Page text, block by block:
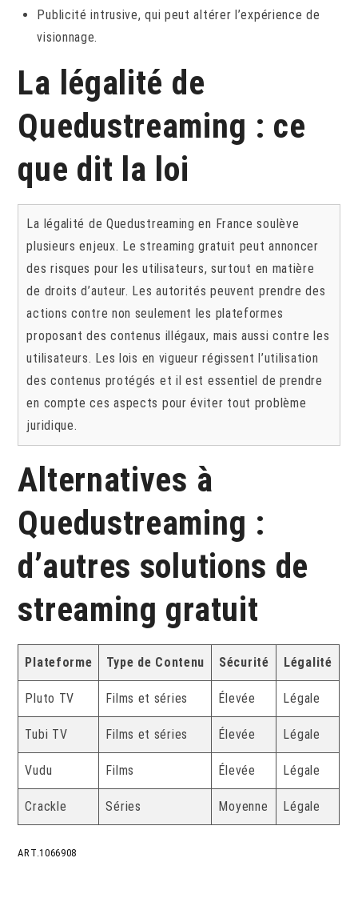
Publicité intrusive, qui peut altérer l’expérience de
visionnage.
La légalité de
Quedustreaming : ce
que dit la loi
La légalité de Quedustreaming en France soulève
plusieurs enjeux. Le streaming gratuit peut annoncer
des risques pour les utilisateurs, surtout en matière
de droits d’auteur. Les autorités peuvent prendre des
actions contre non seulement les plateformes
proposant des contenus illégaux, mais aussi contre les
utilisateurs. Les lois en vigueur régissent l’utilisation
des contenus protégés et il est essentiel de prendre
en compte ces aspects pour éviter tout problème
juridique.
Alternatives à
Quedustreaming :
d’autres solutions de
streaming gratuit
Plateforme Type de Contenu Sécurité Légalité
Pluto TV Films et séries Élevée Légale
Tubi TV Films et séries Élevée Légale
Vudu Films Élevée Légale
Crackle Séries Moyenne Légale
ART.1066908